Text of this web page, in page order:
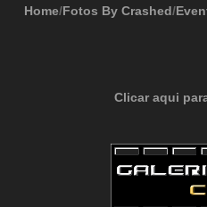
Home/Fotos By Crashed/
Clicar aqui